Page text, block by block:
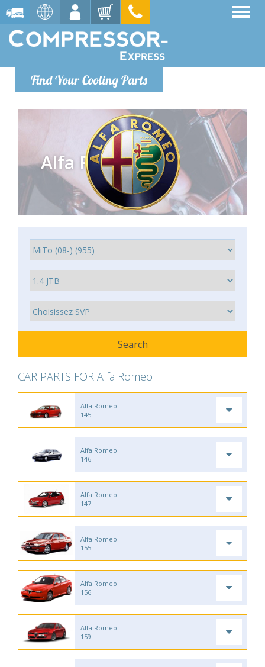
Find Your Cooling Parts
Alfa Romeo
CAR PARTS FOR Alfa Romeo
Alfa Romeo
145
Alfa Romeo
146
Alfa Romeo
147
Alfa Romeo
155
Alfa Romeo
156
Alfa Romeo
159